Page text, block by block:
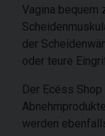
Vagina bequem
der
oder teure
Der Ecéss
werden